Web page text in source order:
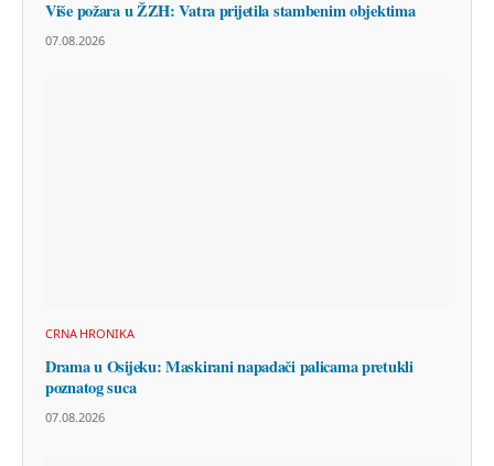
Više požara u ŽZH: Vatra prijetila stambenim objektima
07.08.2026
CRNA HRONIKA
Drama u Osijeku: Maskirani napadači palicama pretukli
poznatog suca
07.08.2026